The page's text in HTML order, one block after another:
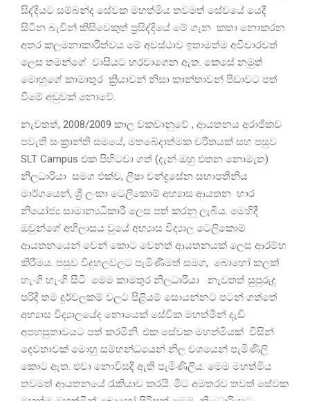
සිද්දියට සම්බන්ද සේවක මහත්මිය තවමත් සේවයේ යෙදී
සිටින බැවින් කිසිවෙකුත් ප්‍රසිද්දියේ මේ ගැන කතා නොකරන
අතර කලමනාකාරිත්වය මේ අවස්ථාව ඉතාමත්ම අවිචාරවත්
ලෙස තමන්ගේ වාසියට හරවාගෙන ඇත. කෙසේ නමුත්
මොහුගේ කාමාතුර ක්‍රියාවන් නිසා කාන්තාවන් පීඩාවට පත්
වීමේ අඩුවක් නොවේ.
නැවතත්, 2008/2009 කාල වකවානුවේ , ආයතනය අරාජිකව
පවැති සංක්‍රාන්ති සමයේ, මතබේදාත්මක චරිතයක් සහ පසුව
SLT Campus එක පිහිටවා ගත් (දැන් ඔහු එතන නොමැත)
නිලධාරියා සමග එක්ව, ලීෂා චන්ද්‍රසේන සභාපතිනිය
මාර්ගයෙන්, ශ්‍රී ලංකා ටෙලිකොම් අභ්‍යාස ආයතන භාර
නියෝජ්‍ය සාමාන්‍යධිකාරී ලෙස පත් කරනු ලැබීය. මෙහිදී
ඔවුන්ගේ අභිලාසය වුයේ අභ්‍යාස විද්‍යාල ටෙලිකොම්
ආයතනයෙන් වෙන් කොට වෙනත් ආයතනයක් ලෙස ආරම්භ
කිරීමය. පසුව විදුහලවලට පැමිණීමත් සමග, බොහෝ කලක්
හැංගි හැංගි සිටි මෙම කාමතුර නිලධාරියා නැවතත් සුපුරුදු
පරිදි තම දුර්වලකම් වලට පිළියම් සොයන්නට පටන් ගත්තේ
අභ්‍යාස විද්‍යාලයේද නොයෙක් සේවික මහත්මීන් දැඩි
අපහසුතාවයට පත් කරමිනි. එක සේවක මහත්මියක් විසින්
දෙවතාවක් මොහු සම්භන්ධයෙන් නිල වශයෙන් පැමිණිලි
කොට ඇත. එවා නොවිසදී ඇති පැමිණිලිය. මෙම මහත්මිය
තවමත් ආයතනයේ රැකියාව කරයි. මීට අමතරව තවත් සේවක